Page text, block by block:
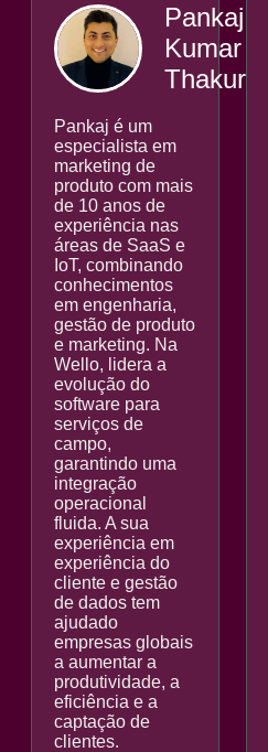
Pankaj
Kumar
Thakur
Pankaj é um
especialista em
marketing de
produto com mais
de 10 anos de
experiência nas
áreas de SaaS e
IoT, combinando
conhecimentos
em engenharia,
gestão de produto
e marketing. Na
Wello, lidera a
evolução do
software para
serviços de
campo,
garantindo uma
integração
operacional
fluida. A sua
experiência em
experiência do
cliente e gestão
de dados tem
ajudado
empresas globais
a aumentar a
produtividade, a
eficiência e a
captação de
clientes.